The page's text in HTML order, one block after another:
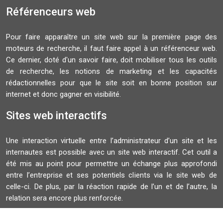
Référenceurs web
Pour faire apparaître un site web sur la première page des
moteurs de recherche, il faut faire appel à un référenceur web.
Ce dernier, doté d'un savoir faire, doit mobiliser tous les outils
de recherche, les notions de marketing et les capacités
rédactionnelles pour que le site soit en bonne position sur
internet et donc gagner en visibilité.
Sites web interactifs
Une interaction virtuelle entre l’administrateur d’un site et les
internautes est possible avec un site web interactif. Cet outil a
été mis au point pour permettre un échange plus approfondi
entre l’entreprise et ses potentiels clients via le site web de
celle-ci. De plus, par la réaction rapide de l’un et de l’autre, la
relation sera encore plus renforcée.